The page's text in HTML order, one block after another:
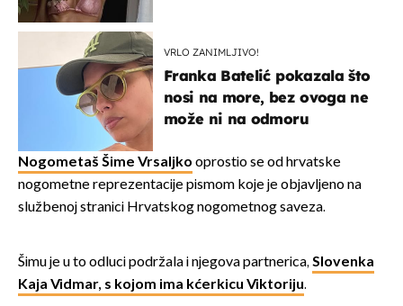
VRLO ZANIMLJIVO!
Franka Batelić pokazala što
nosi na more, bez ovoga ne
može ni na odmoru
Nogometaš Šime Vrsaljko oprostio se od hrvatske
nogometne reprezentacije pismom koje je objavljeno na
službenoj stranici Hrvatskog nogometnog saveza.
Šimu je u to odluci podržala i njegova partnerica,Slovenka
Kaja Vidmar, s kojom ima kćerkicu Viktoriju.